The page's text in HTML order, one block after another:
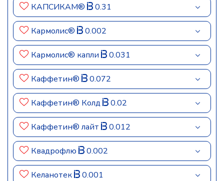
КАПСИКАМ® 0.31
Кармолис® 0.002
Кармолис® капли 0.031
Каффетин® 0.072
Каффетин® Колд 0.02
Каффетин® лайт 0.012
Квадрофлю 0.002
Келанотек 0.001